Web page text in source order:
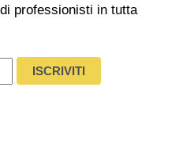
professionisti in tutta
ISCRIVITI